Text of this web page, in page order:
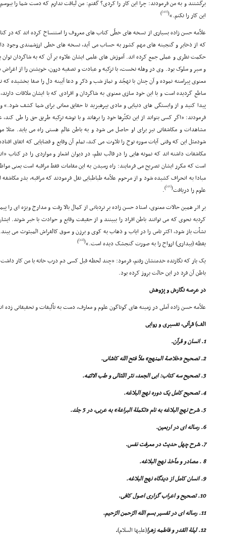
برگشتند و به من فرمودند: چرا این کار را کردى؟ گفتم: من لیاقت ندارم که دست شما را
این کار را نکنم.»(
[40]
)
علاّمه حسن زاده بسیارى از نسخه هاى خطّى کتاب هاى معروف را استنساخ کرده اند که در
که از ذخایر و گنجینه هاى مهم کشور به حساب مى آید، نسخه هاى خطى ارزشمندى وجود
حکمت نظرى و عملى جمع کرده اند. آموزش هاى علمى ایشان علاوه بر آن که به شاگردان توان
و سیر و سلوک بود. وى در وهله نخست، با تزکیه و عبادت و تصفیه درون، خویشتن را از اغراض
معنوى پیراسته نموده و آن چنان با تهجّد و نماز شب و ذکر و دعا آیینه دل را صفا بخشیده که
ساطع گردیده است و با این خود سازى معنوى به شاگردان و افرادى که با ایشان ملاقات
پیدا کنید و از وابستگى هاى دنیایى و مادى بپرهیزید تا حقایق معانى براى شما کشف
فرمودند: «اگر کسى بتواند از این تکثّرها خود را برهاند و با توشه تزکیه طریق حق را طى
مشاهدات و مکاشفاتى نیز براى او حاصل مى شود و به باطن عالم هستى راه مى یابد. مثلا
شودمثل این که وقتى آیات سوره نوح را تلاوت مى کند، تمام آن وقایع و قضایایى که اتفاق
مکاشفات داشته اند که نمونه هایى را در قالب نظم، در دیوان اشعار و مواردى را در کتاب
است که مکرر ایشان تصریح مى فرمایند: راه رسیدن به این مقامات فقط مراقبه است یعنى
مبادا به انحراف کشیده شود و از مرحوم علاّمه طباطبایى نقل فرمودند که مراقبه، بذر
علوم را دریافت(
[41]
)
.
بر اثر همین حالات معنوى، استاد حسن زاده بر نردبانى از کمال بالا رفت و مدارج ویژه اى را
کردبه نحوى که مى توانند باطن افراد را ببینند و از حقیقت وقایع و حوادث با خبر شوند.
نشأت باز شود، اکثر ناس را در ایاب و ذهاب به کوى و برزن و سوق کالفراش المبثوث مى
یقظه (بیدارى) ارواح را به صورت گنجشک دیده است.»(
[42]
)
یک بار که نگارنده خدمتشان رفتم، فرمود: «چند لحظه قبل کسى دم درب خانه با من کار
باطن آن فرد در این حالت بروز کرده بود.
در عرصه نگارش و پژوهش
علاّمه حسن زاده آملى در زمینه هاى گوناگون علوم و معارف، دست به تألیفات و تحقیقاتى زده
الف) قرآنى، تفسیرى و روایى
1. انسان و قرآن.
2. تصحیح «خلاصة المنهج» ملاّ فتح الله کاشانى.
3. تصحیح سه کتاب: ابى الجعد، نثر اللئالى و طب الائمّه.
4. تصحیح کامل یک دوره نهج البلاغه.
5. شرح نهج البلاغه به نام «تکملة البراعة» به عربى، در 5 جلد.
6. رساله اى در اربعین.
7. شرح چهل حدیث در معرفت نفس.
8 . مصادر و مآخذ نهج البلاغه.
9. انسان کامل از دیدگاه نهج البلاغه.
10. تصحیح و اعراب گزارى اصول کافى.
11. رساله اى در تفسیر بسم الله الرّحمن الرّحیم.
12. لیلة القدر و فاطمه زهرا
(علیها السلام).